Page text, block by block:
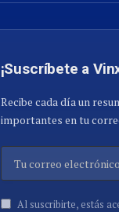
¡Suscríbete a
Recibe cada día un
importantes en tu
Al suscribirte, estás